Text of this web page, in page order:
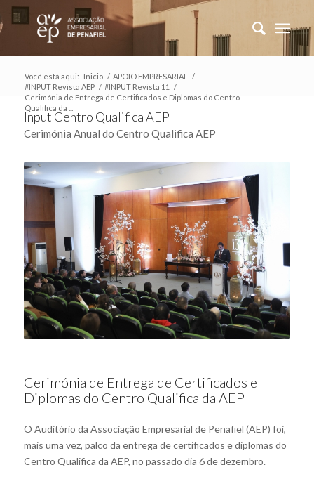
Você está aqui: Inicio / APOIO EMPRESARIAL
/
#INPUT Revista AEP / #INPUT Revista 11
/
Cerimónia de Entrega de Certificados e Diplomas do Centro
Qualifica da ...
Input Centro Qualifica AEP
Cerimónia Anual do Centro Qualifica AEP
Cerimónia de Entrega de Certificados e
Diplomas do Centro Qualifica da AEP
O Auditório da Associação Empresarial de Penafiel (AEP) foi,
mais uma vez, palco da entrega de certificados e diplomas do
Centro Qualifica da AEP, no passado dia 6 de dezembro.